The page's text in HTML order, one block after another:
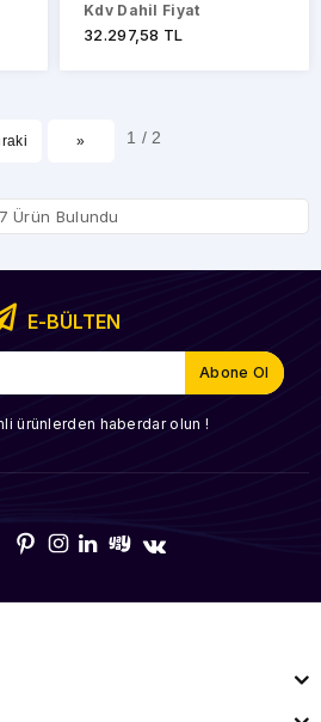
Kdv Dahil Fiyat
32.297,58 TL
» 1 / 2
Ürün Bulundu
E-BÜLTEN
ürünlerden haberdar olun !